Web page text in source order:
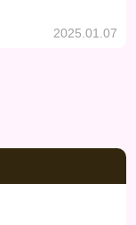
2025.01.07